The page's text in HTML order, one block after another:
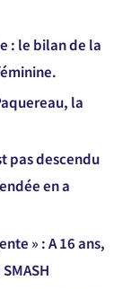
: le bilan de la
la
pas descendu
en a
» : A 16 ans,